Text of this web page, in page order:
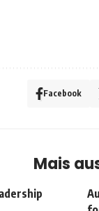
Facebook
Mais